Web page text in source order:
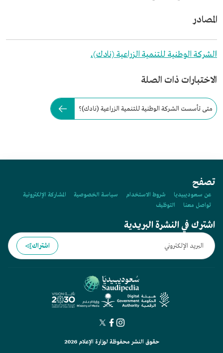
المصادر
الشركة الوطنية للتنمية الزراعية (نادك).
الاختبارات ذات الصلة
متى تأسست الشركة الوطنية للتنمية الزراعية (نادك)؟
تصفح
عن سعوديبيديا شروط الاستخدام سياسة الخصوصية
المشاركة الإلكترونية
تواصل معنا
التوظيف
اشترك في النشرة البريدية
اشتراك
حقوق النشر محفوظة لوزارة الإعلام 2026